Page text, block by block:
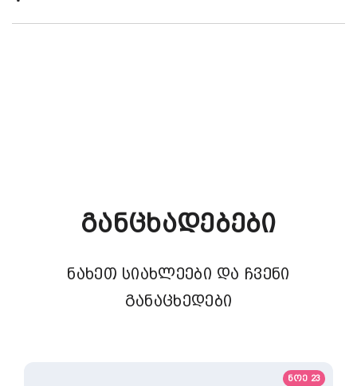
Განცხადებები
ნახეთ სიახლეები და ჩვენი
განაცხედები
ნოე 23